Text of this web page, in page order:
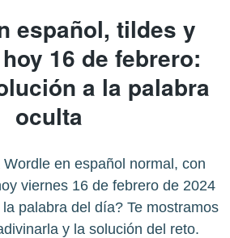
español, tildes y
16 de febrero:
a la palabra
oculta
en español normal, con
viernes 16 de febrero de 2024
palabra del día? Te mostramos
y la solución del reto.